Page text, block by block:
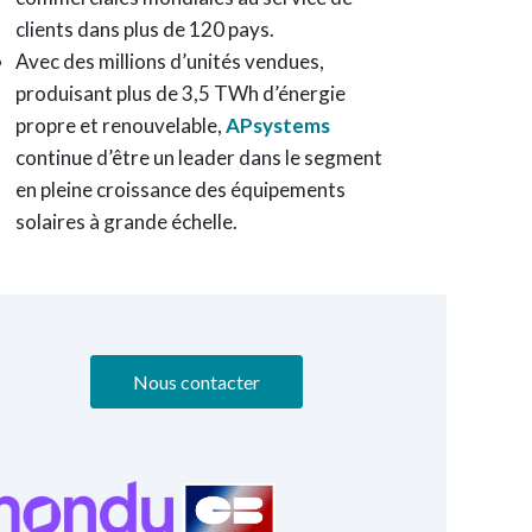
clients dans plus de 120 pays.
Avec des millions d’unités vendues,
produisant plus de 3,5 TWh d’énergie
propre et renouvelable,APsystems
continue d’être un leader dans le segment
en pleine croissance des équipements
solaires à grande échelle.
Nous contacter